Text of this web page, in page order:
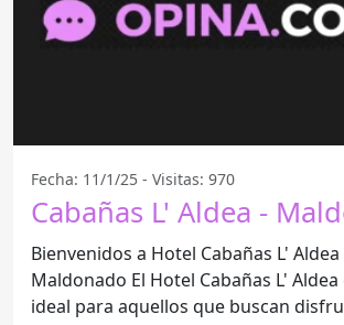
Fecha: 11/1/25 - Visitas: 970
Cabañas L' Aldea -
Bienvenidos a Hotel Cabañas L' Aldea
Maldonado El Hotel Cabañas L' Aldea es un lugar
ideal para aquellos que buscan